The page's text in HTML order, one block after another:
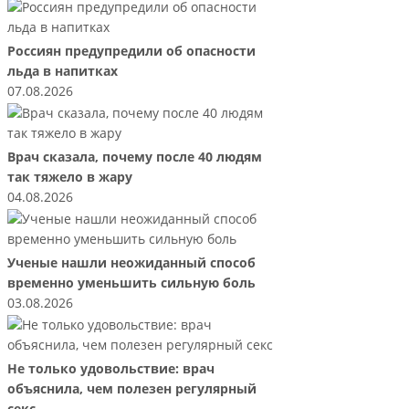
Россиян предупредили об опасности
льда в напитках
07.08.2026
Врач сказала, почему после 40 людям
так тяжело в жару
04.08.2026
Ученые нашли неожиданный способ
временно уменьшить сильную боль
03.08.2026
Не только удовольствие: врач
объяснила, чем полезен регулярный